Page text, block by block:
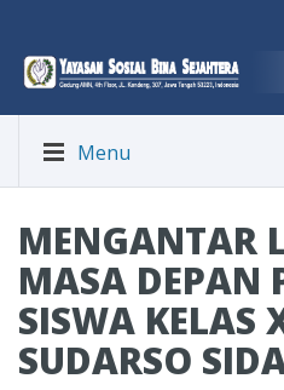
Menu
MENGANTAR
MASA DEPAN
SISWA KELAS
SUDARSO